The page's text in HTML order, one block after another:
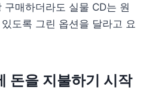
구매하더라도 실물 CD는 원
도록 그린 옵션을 달라고 요
돈을 지불하기 시작